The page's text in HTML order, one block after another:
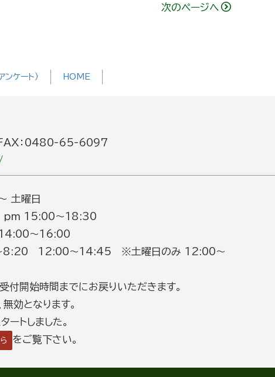
次のページへ
ンケート） HOME
：0480-65-6097
土曜日
15:00～18:30
～16:00
8:20 12:00～14:45 ※土曜日のみ 12:00～
付開始時間までにお戻りいただきます。
効となります。
ートしました。
をご覧下さい。